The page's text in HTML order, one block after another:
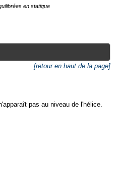
en statique
[retour en haut de la page]
pas au niveau de l'hélice.